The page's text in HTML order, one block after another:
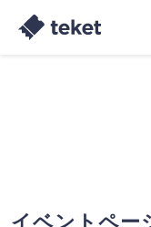
イベントペー